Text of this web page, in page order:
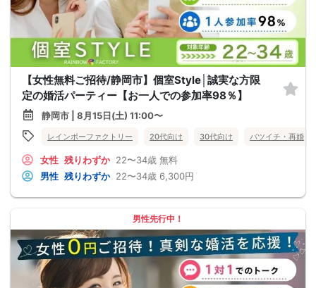
【女性無料ご招待/静岡市】個室Style│誠実な方限
定の婚活パーティー【お一人での参加率98％】
静岡市 | 8月15日(土) 11:00〜
レインボーファクトリー 20代向け 30代向け バツイチ・再婚
女性 残りわずか 22〜34歳 無料
男性 残りわずか 22〜34歳 6,300円
男性先行中！